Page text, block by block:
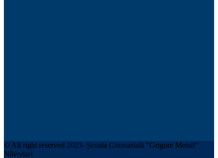
© All right reserved 2023- Școala Gimnazială ”Grigore Moisil”
Năvodari